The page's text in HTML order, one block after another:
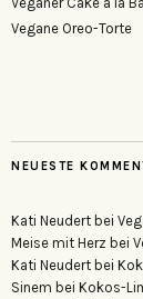
Vegane Oreo-Torte
NEUESTE
Kati Neudert bei
Meise mit Herz bei
Kati Neudert bei
Sinem bei Kokos-